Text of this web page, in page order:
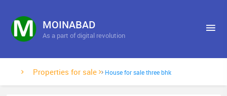
MOINABAD
As a part of digital revolution
Properties for sale House for sale three bhk